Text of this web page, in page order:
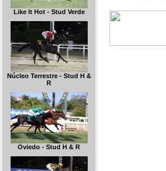
Like It Hot - Stud Verde
Núcleo Terrestre - Stud H &
R
Oviedo - Stud H & R